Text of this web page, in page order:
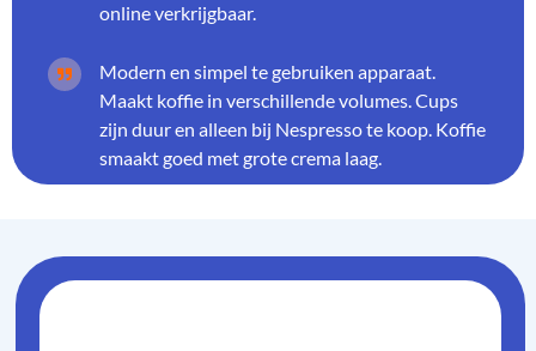
online verkrijgbaar.
Modern en simpel te gebruiken apparaat.
Maakt koffie in verschillende volumes. Cups
zijn duur en alleen bij Nespresso te koop. Koffie
smaakt goed met grote crema laag.